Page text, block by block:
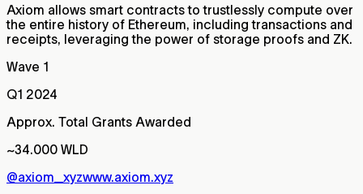
Axiom allows smart contracts to trustlessly compute over
the entire history of Ethereum, including transactions and
receipts, leveraging the power of storage proofs and ZK.
Wave 1
Q1 2024
Approx. Total Grants Awarded
~34.000 WLD
@axiom_xyzwww.axiom.xyz